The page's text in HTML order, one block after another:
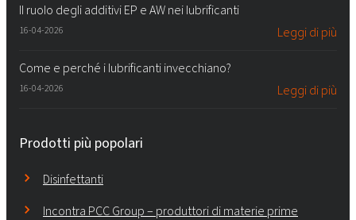
Il ruolo degli additivi EP e AW nei lubrificanti
16-04-2026 Leggi di più
Come e perché i lubrificanti invecchiano?
16-04-2026 Leggi di più
Prodotti più popolari
Disinfettanti
Incontra PCC Group – produttori di materie prime